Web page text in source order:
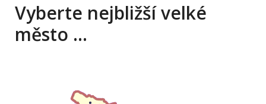
Vyberte nejbližší velké
město …